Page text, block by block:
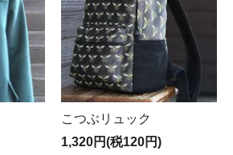
こつぶリュック
1,320円(税120円)